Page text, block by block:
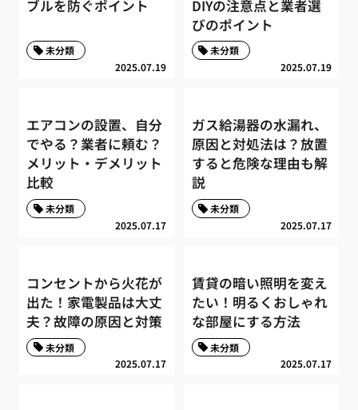
ブルを防ぐポイント
2025.07.19
未分類
DIYの注意点と業者選
びのポイント
2025.07.19
未分類
エアコンの設置、自分
でやる？業者に頼む？
メリット・デメリット
比較
2025.07.17
未分類
ガス給湯器の水漏れ、
原因と対処法は？放置
すると危険な理由も解
説
2025.07.17
未分類
コンセントから火花が
出た！家電製品は大丈
夫？故障の原因と対策
2025.07.17
未分類
賃貸の暗い照明を変え
たい！明るくおしゃれ
な部屋にする方法
2025.07.17
未分類